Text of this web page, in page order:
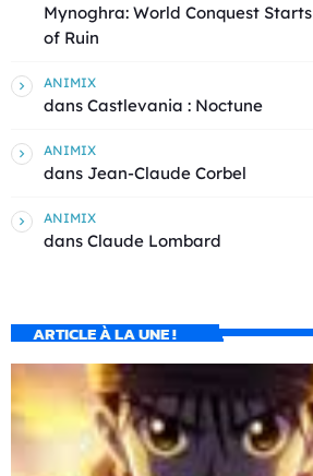
Mynoghra: World Conquest
of Ruin
ANIMIX
dans Castlevania : Noctune
ANIMIX
dans Jean-Claude Corbel
ANIMIX
dans Claude Lombard
ARTICLE À LA UNE !